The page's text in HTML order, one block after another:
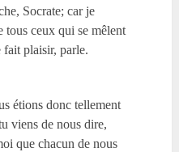
Socrate; car je
tous ceux qui se mêlent
fait plaisir, parle.
étions donc tellement
viens de nous dire,
que chacun de nous